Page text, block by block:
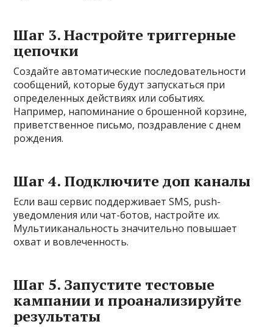
Шаг 3. Настройте триггерные
цепочки
Создайте автоматические последовательности
сообщений, которые будут запускаться при
определенных действиях или событиях.
Например, напоминание о брошенной корзине,
приветственное письмо, поздравление с днем
рождения.
Шаг 4. Подключите доп каналы
Если ваш сервис поддерживает SMS, push-
уведомления или чат-ботов, настройте их.
Мультииканальность значительно повышает
охват и вовлеченность.
Шаг 5. Запустите тестовые
кампании и проанализируйте
результаты